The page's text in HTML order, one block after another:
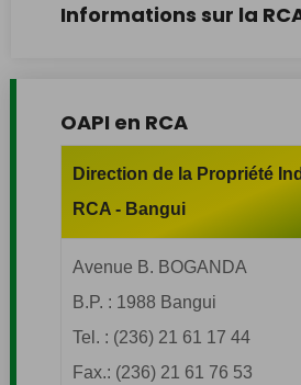
Informations sur la
OAPI en RCA
Direction de la Propriété
RCA - Bangui
Avenue B. BOGANDA
B.P. : 1988 Bangui
Tel. : (236) 21 61 17 44
Fax.: (236) 21 61 76 53